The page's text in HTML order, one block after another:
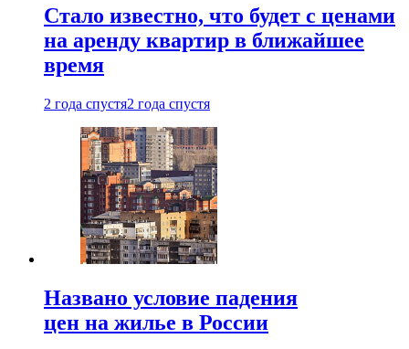
Стало известно, что будет с ценами
на аренду квартир в ближайшее
время
2 года спустя2 года спустя
Названо условие падения
цен на жилье в России